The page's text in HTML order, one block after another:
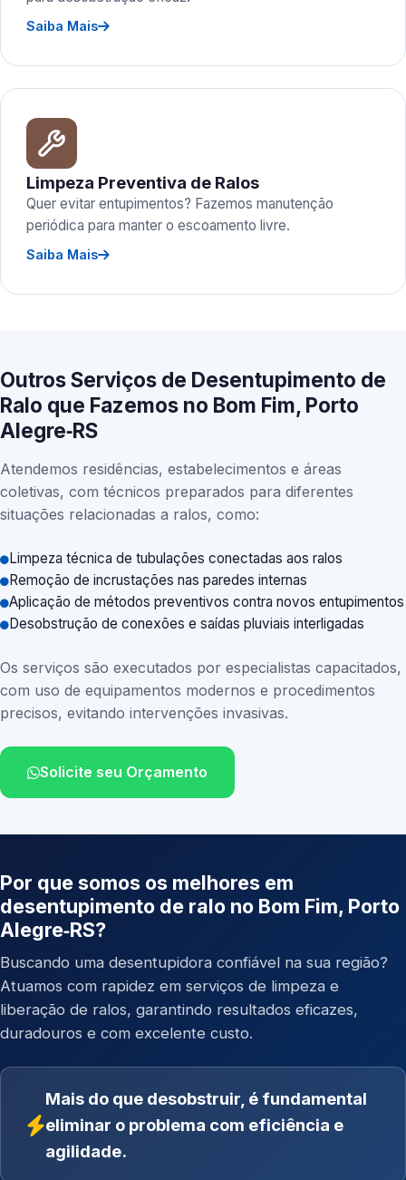
Saiba Mais
Limpeza Preventiva de Ralos
Quer evitar entupimentos? Fazemos manutenção
periódica para manter o escoamento livre.
Saiba Mais
Outros Serviços de Desentupimento de
Ralo que Fazemos no Bom Fim, Porto
Alegre‑RS
Atendemos residências, estabelecimentos e áreas
coletivas, com técnicos preparados para diferentes
situações relacionadas a ralos, como:
Limpeza técnica de tubulações conectadas aos ralos
Remoção de incrustações nas paredes internas
Aplicação de métodos preventivos contra novos entupimentos
Desobstrução de conexões e saídas pluviais interligadas
Os serviços são executados por especialistas capacitados,
com uso de equipamentos modernos e procedimentos
precisos, evitando intervenções invasivas.
Solicite seu Orçamento
Por que somos os melhores em
desentupimento de ralo no Bom Fim, Porto
Alegre‑RS?
Buscando uma desentupidora confiável na sua região?
Atuamos com rapidez em serviços de limpeza e
liberação de ralos, garantindo resultados eficazes,
duradouros e com excelente custo.
Mais do que desobstruir, é fundamental
eliminar o problema com eficiência e
agilidade.